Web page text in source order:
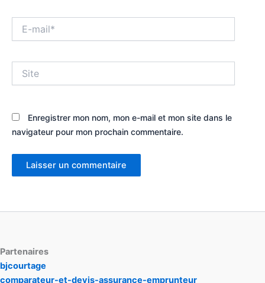
mail*
Enregistrer mon nom, mon e-mail et mon site dans le
navigateur pour mon prochain commentaire.
Partenaires
bjcourtage
comparateur-et-devis-assurance-emprunteur